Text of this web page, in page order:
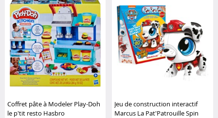
Coffret pâte à Modeler Play-Doh
le p'tit resto Hasbro
Jeu de construction interactif
Marcus La Pat'Patrouille Spin